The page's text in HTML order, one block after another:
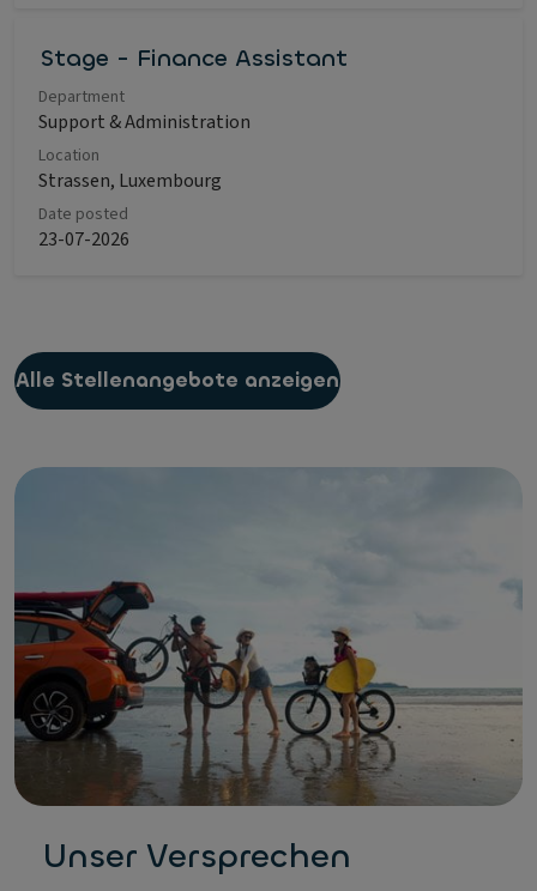
Stage - Finance Assistant
Department
Support & Administration
Location
Strassen, Luxembourg
Date posted
23-07-2026
Alle Stellenangebote anzeigen
Unser Versprechen